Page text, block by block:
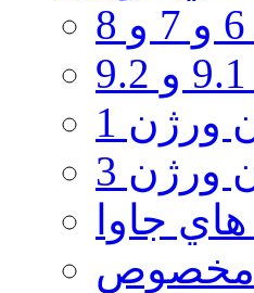
1
3
هاي جاوا
مخصوص